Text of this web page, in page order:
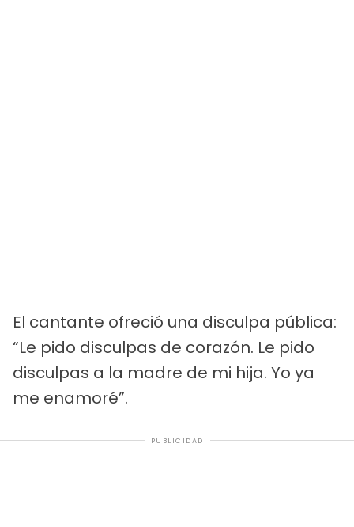
El cantante ofreció una disculpa pública:
“Le pido disculpas de corazón. Le pido
disculpas a la madre de mi hija. Yo ya
me enamoré”.
PUBLICIDAD